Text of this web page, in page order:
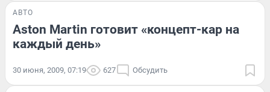
АВТО
Aston Martin готовит «концепт-кар на
каждый день»
30 июня, 2009, 07:19 627 Обсудить